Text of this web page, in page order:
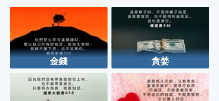
金錢 貪婪